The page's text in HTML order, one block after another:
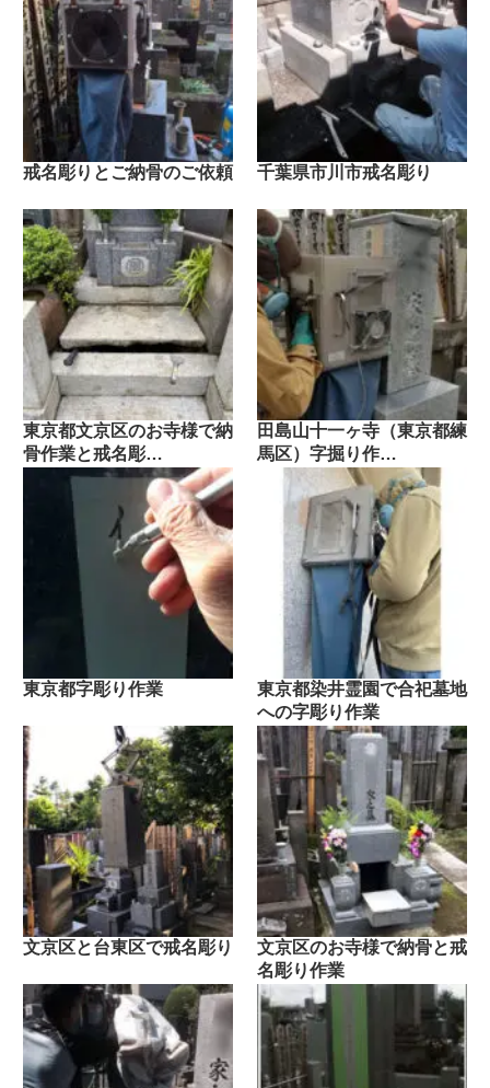
戒名彫りとご納骨のご依頼 千葉県市川市戒名彫り
東京都文京区のお寺様で納
骨作業と戒名彫…
田島山十一ヶ寺（東京都練
馬区）字掘り作…
東京都字彫り作業
東京都染井霊園で合祀墓地
への字彫り作業
文京区と台東区で戒名彫り
文京区のお寺様で納骨と戒
名彫り作業